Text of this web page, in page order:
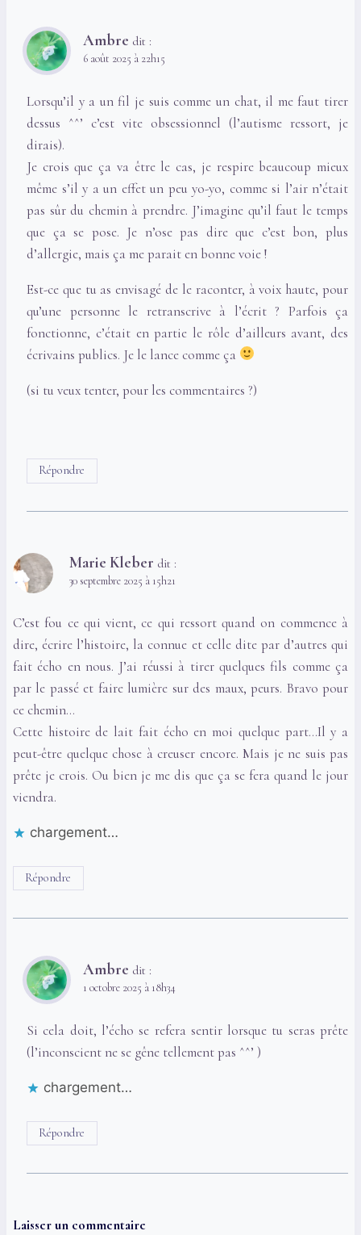
Ambre dit :
6 août 2025 à 22h15
Lorsqu’il y a un fil je suis comme un chat, il me faut tirer
dessus ^^’ c’est vite obsessionnel (l’autisme ressort, je
dirais).
Je crois que ça va être le cas, je respire beaucoup mieux
même s’il y a un effet un peu yo-yo, comme si l’air n’était
pas sûr du chemin à prendre. J’imagine qu’il faut le temps
que ça se pose. Je n’ose pas dire que c’est bon, plus
d’allergie, mais ça me parait en bonne voie !
Est-ce que tu as envisagé de le raconter, à voix haute, pour
qu’une personne le retranscrive à l’écrit ? Parfois ça
fonctionne, c’était en partie le rôle d’ailleurs avant, des
écrivains publics. Je le lance comme ça
(si tu veux tenter, pour les commentaires ?)
Répondre
Marie Kleber dit :
30 septembre 2025 à 15h21
C’est fou ce qui vient, ce qui ressort quand on commence à
dire, écrire l’histoire, la connue et celle dite par d’autres qui
fait écho en nous. J’ai réussi à tirer quelques fils comme ça
par le passé et faire lumière sur des maux, peurs. Bravo pour
ce chemin…
Cette histoire de lait fait écho en moi quelque part…Il y a
peut-être quelque chose à creuser encore. Mais je ne suis pas
prête je crois. Ou bien je me dis que ça se fera quand le jour
viendra.
chargement…
Répondre
Ambre dit :
1 octobre 2025 à 18h34
Si cela doit, l’écho se refera sentir lorsque tu seras prête
(l’inconscient ne se gêne tellement pas ^^’ )
chargement…
Répondre
Laisser un commentaire